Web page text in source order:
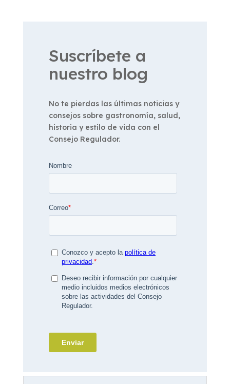
Suscríbete a
nuestro blog
No te pierdas las últimas noticias y
consejos sobre gastronomía, salud,
historia y estilo de vida con el
Consejo Regulador.